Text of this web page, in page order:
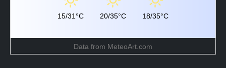
15/31°C 20/35°C 18/35°C
Data from MeteoArt.com